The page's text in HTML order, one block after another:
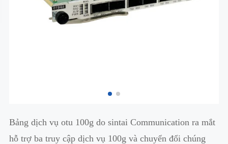
Bảng dịch vụ otu 100g do sintai Communication ra mắt
hỗ trợ ba truy cập dịch vụ 100g và chuyển đổi chúng